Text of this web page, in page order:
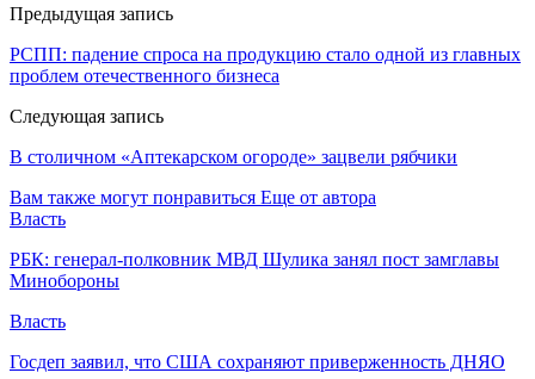
Предыдущая запись
РСПП: падение спроса на продукцию стало одной из главных
проблем отечественного бизнеса
Следующая запись
В столичном «Аптекарском огороде» зацвели рябчики
Вам также могут понравиться Еще от автора
Власть
РБК: генерал-полковник МВД Шулика занял пост замглавы
Минобороны
Власть
Госдеп заявил, что США сохраняют приверженность ДНЯО